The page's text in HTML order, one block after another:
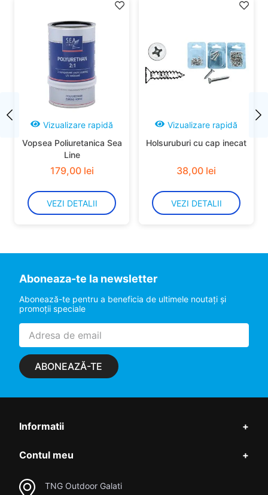
Vizualizare rapidă
Vopsea Poliuretanica Sea
Line
179,00 lei
VEZI DETALII
Vizualizare rapidă
Holsuruburi cu cap inecat
38,00 lei
VEZI DETALII
Aboneaza-te la newsletter
Abonează-te pentru a beneficia de ultimele noutaţi şi
promoţii speciale
ABONEAZĂ-TE
Informatii +
Contul meu +
TNG Outdoor Galati